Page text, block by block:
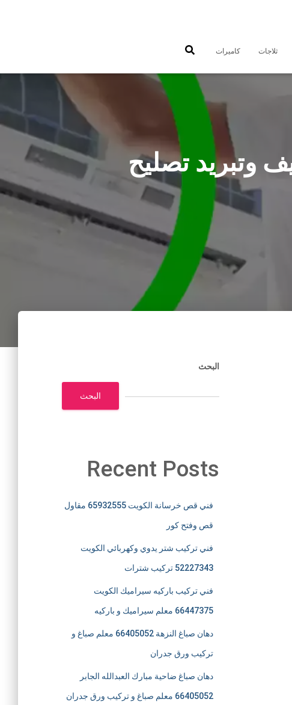
ثلاجات كاميرات
فني تكييف وتبريد تصليح
البحث
البحث
Recent Posts
فني قص خرسانة الكويت 65932555 مقاول
قص وفتح كور
فني تركيب شتر يدوي وكهربائي الكويت
52227343 تركيب شترات
فني تركيب باركيه سيراميك الكويت
66447375 معلم سيراميك و باركيه
دهان صباغ النزهة 66405052 معلم صباغ و
تركيب ورق جدران
دهان صباغ ضاحية مبارك العبدالله الجابر
66405052 معلم صباغ و تركيب ورق جدران